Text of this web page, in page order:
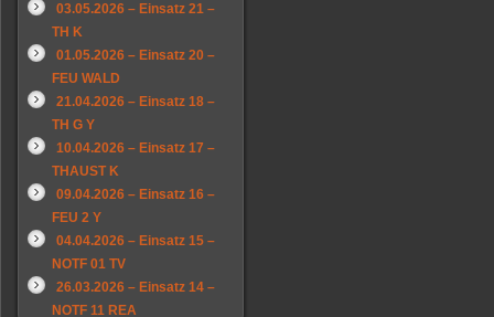
03.05.2026 – Einsatz 21 –
TH K
01.05.2026 – Einsatz 20 –
FEU WALD
21.04.2026 – Einsatz 18 –
TH G Y
10.04.2026 – Einsatz 17 –
THAUST K
09.04.2026 – Einsatz 16 –
FEU 2 Y
04.04.2026 – Einsatz 15 –
NOTF 01 TV
26.03.2026 – Einsatz 14 –
NOTF 11 REA